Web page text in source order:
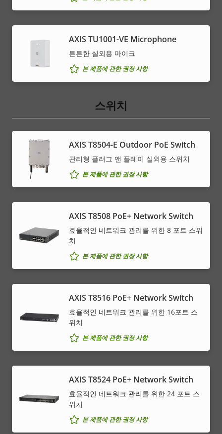
AXIS TU1001-VE Microphone
튼튼한 실외용 마이크
본 제품에 관한 권장 사항
스위치
AXIS T8504-E Outdoor PoE Switch
관리형 플러그 앤 플레이 실외용 스위치
본 제품에 관한 권장 사항
AXIS T8508 PoE+ Network Switch
효율적인 네트워크 관리를 위한 8 포트 스위
치
본 제품에 관한 권장 사항
AXIS T8516 PoE+ Network Switch
효율적인 네트워크 관리를 위한 16포트 스
위치
본 제품에 관한 권장 사항
AXIS T8524 PoE+ Network Switch
효율적인 네트워크 관리를 위한 24 포트 스
위치
본 제품에 관한 권장 사항